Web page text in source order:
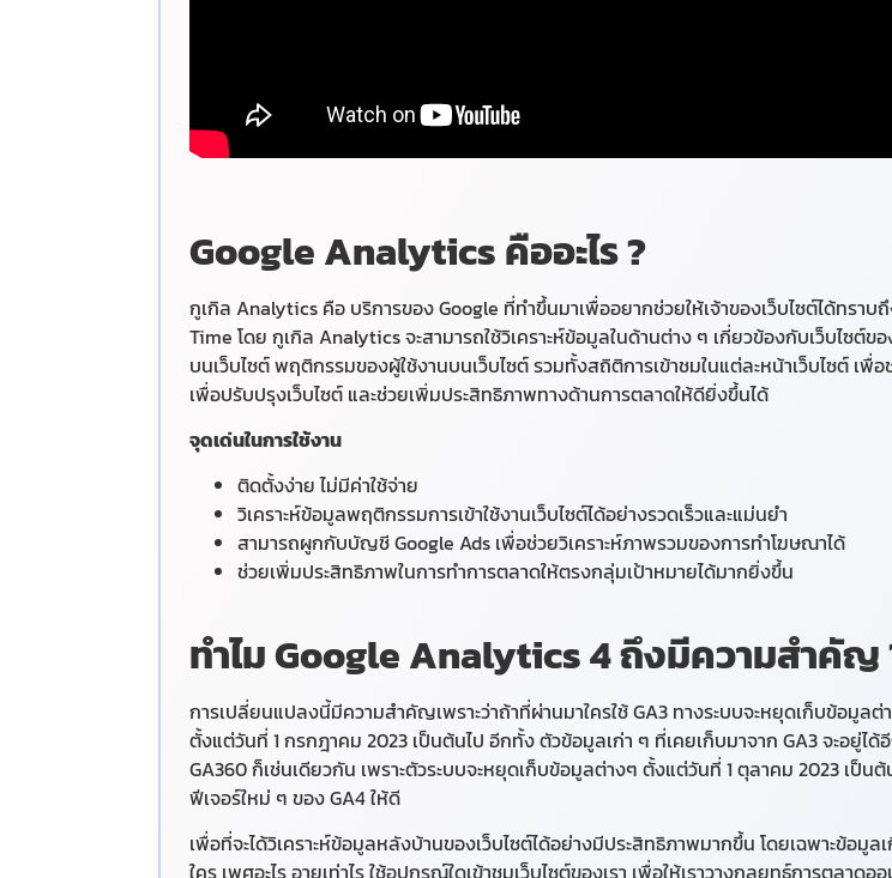
Google Analytics คืออะไร ?
กูเกิล Analytics คือ บริการของ Google ที่ทำขึ้นมาเพื่ออยากช่วยให้เจ้าของเว็บไซต์ได้ทร
Time โดย กูเกิล Analytics จะสามารถใช้วิเคราะห์ข้อมูลในด้านต่าง ๆ เกี่ยวข้องกับเว็บไซต์ข
บนเว็บไซต์ พฤติกรรมของผู้ใช้งานบนเว็บไซต์ รวมทั้งสถิติการเข้าชมในแต่ละหน้าเว็บไซต์ เพื่
เพื่อปรับปรุงเว็บไซต์ และช่วยเพิ่มประสิทธิภาพทางด้านการตลาดให้ดียิ่งขึ้นได้
จุดเด่นในการใช้งาน
ติดตั้งง่าย ไม่มีค่าใช้จ่าย
วิเคราะห์ข้อมูลพฤติกรรมการเข้าใช้งานเว็บไซต์ได้อย่างรวดเร็วและแม่นยำ
สามารถผูกกับบัญชี Google Ads เพื่อช่วยวิเคราะห์ภาพรวมของการทำโฆษณาได้
ช่วยเพิ่มประสิทธิภาพในการทำการตลาดให้ตรงกลุ่มเป้าหมายได้มากยิ่งขึ้น
ทำไม Google Analytics 4 ถึงมีความสำคัญ
การเปลี่ยนแปลงนี้มีความสำคัญเพราะว่าถ้าที่ผ่านมาใครใช้ GA3 ทางระบบจะหยุดเก็บข้อมูล
ตั้งแต่วันที่ 1 กรกฎาคม 2023 เป็นต้นไป อีกทั้ง ตัวข้อมูลเก่า ๆ ที่เคยเก็บมาจาก GA3 จะอยู่ไ
GA360 ก็เช่นเดียวกัน เพราะตัวระบบจะหยุดเก็บข้อมูลต่างๆ ตั้งแต่วันที่ 1 ตุลาคม 2023 เป็น
ฟีเจอร์ใหม่ ๆ ของ GA4 ให้ดี
เพื่อที่จะได้วิเคราะห์ข้อมูลหลังบ้านของเว็บไซต์ได้อย่างมีประสิทธิภาพมากขึ้น โดยเฉพาะข้อ
ใคร เพศอะไร อายุเท่าไร ใช้อุปกรณ์ใดเข้าชมเว็บไซต์ของเรา เพื่อให้เราวางกลยุทธ์การตลาด